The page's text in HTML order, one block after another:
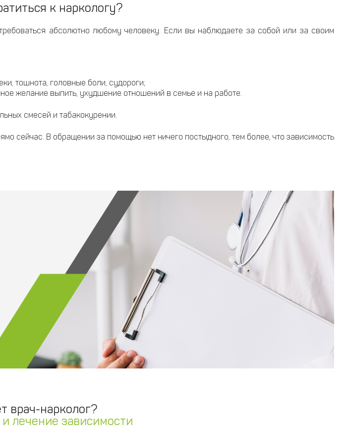
к наркологу?
абсолютно любому человеку. Если вы наблюдаете за собой или за своим
тошнота, головные боли, судороги;
желание выпить, ухудшение отношений в семье и на работе.
смесей и табакокурении.
сейчас. В обращении за помощью нет ничего постыдного, тем более, что зависимость
врач-нарколог?
лечение зависимости